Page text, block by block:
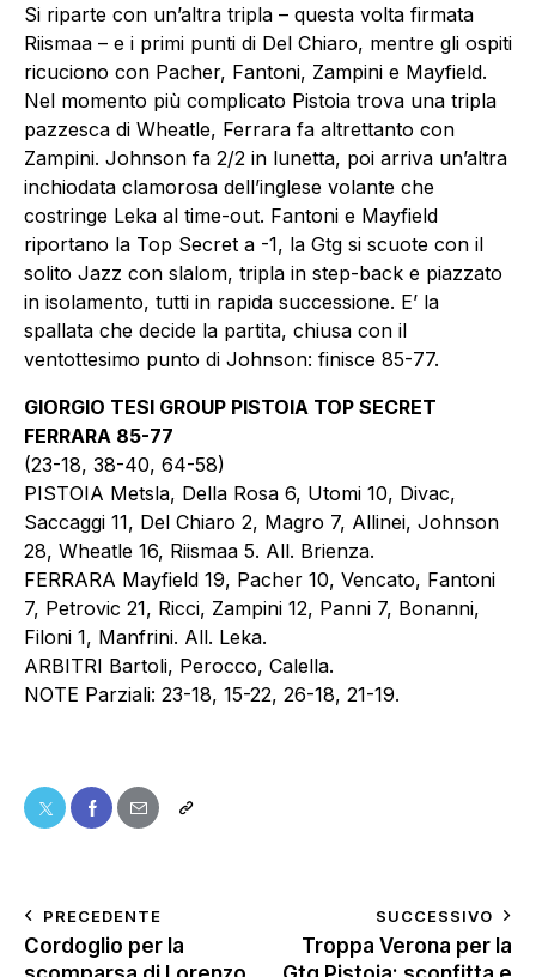
Si riparte con un’altra tripla – questa volta firmata
Riismaa – e i primi punti di Del Chiaro, mentre gli ospiti
ricuciono con Pacher, Fantoni, Zampini e Mayfield.
Nel momento più complicato Pistoia trova una tripla
pazzesca di Wheatle, Ferrara fa altrettanto con
Zampini. Johnson fa 2/2 in lunetta, poi arriva un’altra
inchiodata clamorosa dell’inglese volante che
costringe Leka al time-out. Fantoni e Mayfield
riportano la Top Secret a -1, la Gtg si scuote con il
solito Jazz con slalom, tripla in step-back e piazzato
in isolamento, tutti in rapida successione. E’ la
spallata che decide la partita, chiusa con il
ventottesimo punto di Johnson: finisce 85-77.
GIORGIO TESI GROUP PISTOIA TOP SECRET
FERRARA 85-77
(23-18, 38-40, 64-58)
PISTOIA Metsla, Della Rosa 6, Utomi 10, Divac,
Saccaggi 11, Del Chiaro 2, Magro 7, Allinei, Johnson
28, Wheatle 16, Riismaa 5. All. Brienza.
FERRARA Mayfield 19, Pacher 10, Vencato, Fantoni
7, Petrovic 21, Ricci, Zampini 12, Panni 7, Bonanni,
Filoni 1, Manfrini. All. Leka.
ARBITRI Bartoli, Perocco, Calella.
NOTE Parziali: 23-18, 15-22, 26-18, 21-19.
PRECEDENTE
Cordoglio per la
SUCCESSIVO
Troppa Verona per la